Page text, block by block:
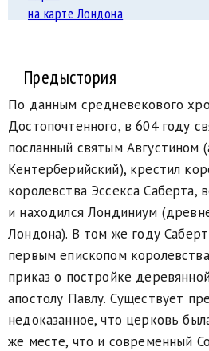
на карте Лондона
Предыстория
По данным средневекового
Достопочтенного, в 604 году
посланный святым Августином
Кентерберийский), крестил
королевства Эссекса Саберта,
и находился Лондиниум
Лондона). В том же году
первым епископом
приказ о постройке
апостолу Павлу. Существует
недоказанное, что церковь
же месте, что и современный